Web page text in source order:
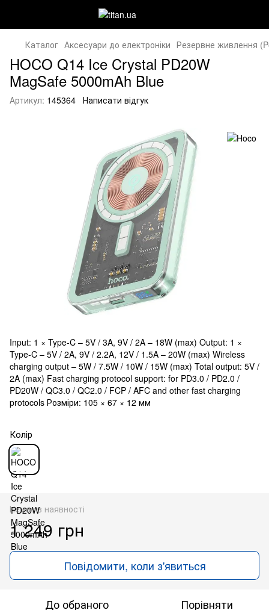
Каталог Аксесуари до електроніки Резервне живлення
HOCO Q14 Ice Crystal PD20W
MagSafe 5000mAh Blue
Артикул: 145364 Написати відгук
Input: 1 × Type-C – 5V / 3A, 9V / 2A – 18W (max) Output: 1 ×
Type-C – 5V / 2A, 9V / 2.2A, 12V / 1.5A – 20W (max) Wireless
charging output – 5W / 7.5W / 10W / 15W (max) Total output: 5V /
2A (max) Fast charging protocol support: for PD3.0 / PD2.0 /
PD20W / QC3.0 / QC2.0 / FCP / AFC and other fast charging
protocols Розміри: 105 × 67 × 12 мм
Колір
Немає в наявності
1 249 грн
Повідомити, коли з'явиться
До обраного Порівняти